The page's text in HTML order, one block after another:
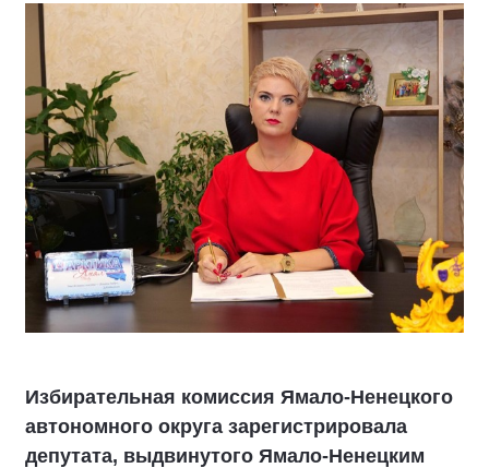
Избирательная комиссия Ямало-Ненецкого
автономного округа зарегистрировала
депутата, выдвинутого Ямало-Ненецким